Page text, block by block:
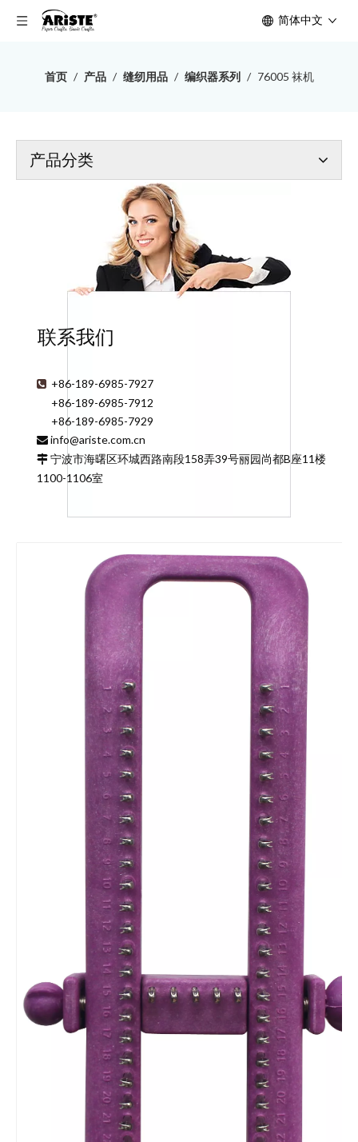
简体中文
首页 / 产品 / 缝纫用品 / 编织器系列 / 76005 袜机
产品分类
联系我们
 +86-189-6985-7927
+86-189-6985-7912
+86-189-6985-7929
 info@ariste.com.cn
 宁波市海曙区环城西路南段158弄39号丽园尚都B座11楼
1100-1106室